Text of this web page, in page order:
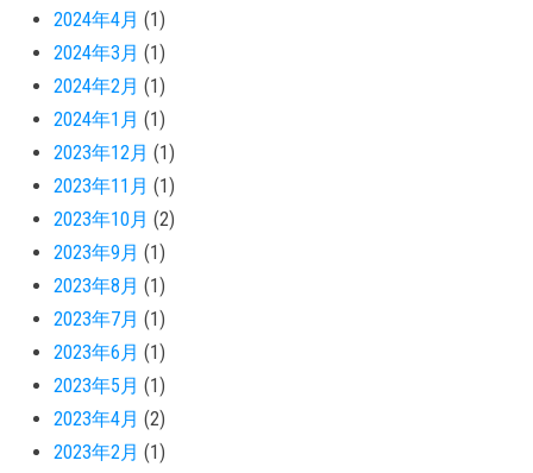
2024年4月 (1)
2024年3月 (1)
2024年2月 (1)
2024年1月 (1)
2023年12月 (1)
2023年11月 (1)
2023年10月 (2)
2023年9月 (1)
2023年8月 (1)
2023年7月 (1)
2023年6月 (1)
2023年5月 (1)
2023年4月 (2)
2023年2月 (1)